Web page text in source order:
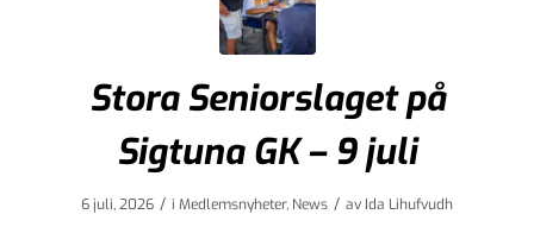
Stora Seniorslaget på
Sigtuna GK – 9 juli
6 juli, 2026 / i Medlemsnyheter, News / av Ida Lihufvudh